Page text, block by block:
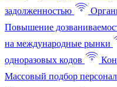
задолженностью
Повышение
на международные рынки
одноразовых кодов
Массовый подбор